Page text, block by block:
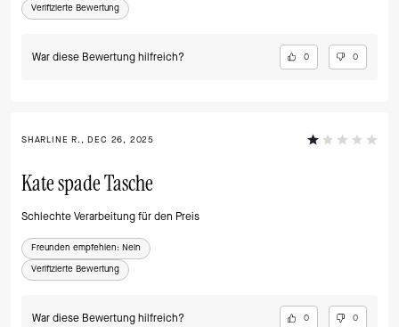
Verifizierte Bewertung
War diese Bewertung hilfreich? 0 0
SHARLINE R., DEC 26, 2025
Kate spade Tasche
Schlechte Verarbeitung für den Preis
Freunden empfehlen: Nein
Verifizierte Bewertung
War diese Bewertung hilfreich? 0 0